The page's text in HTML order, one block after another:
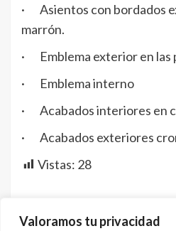
Valoramos tu privacidad
· Asientos con bordados
marrón.
· Emblema exterior en las
· Emblema interno
· Acabados interiores en
· Acabados exteriores
Vistas: 28